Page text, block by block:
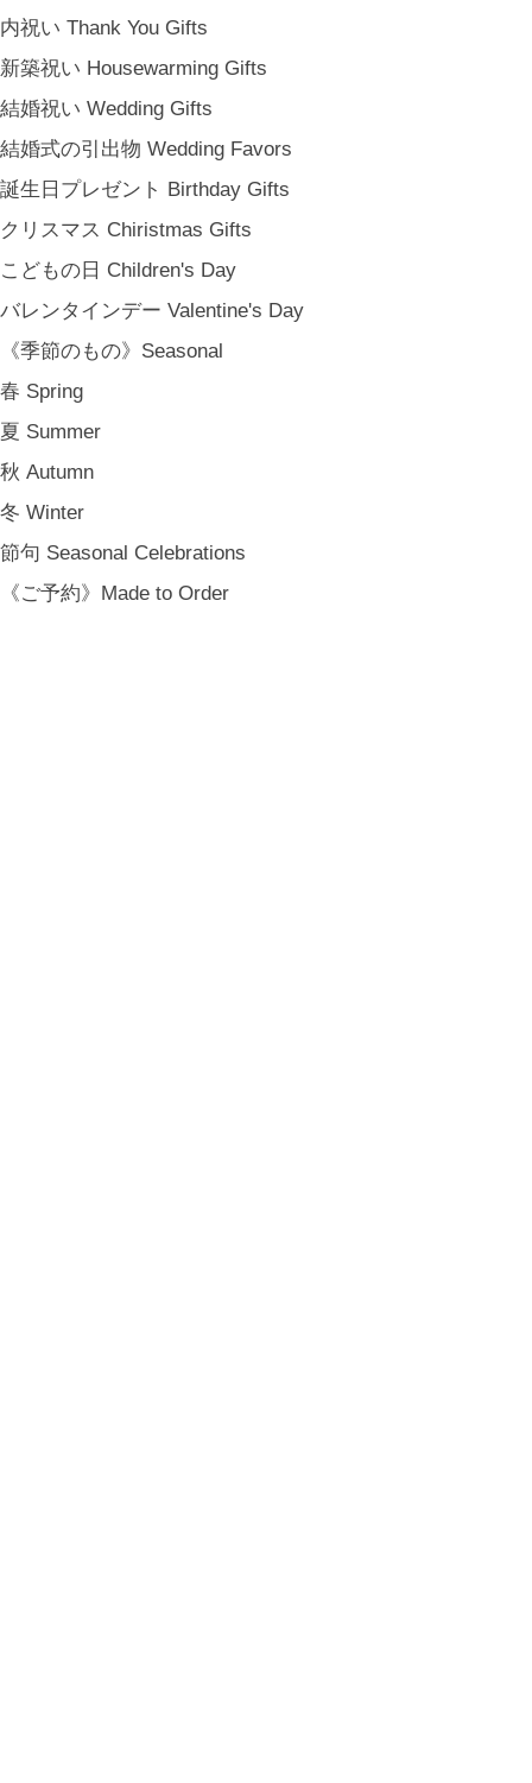
内祝い Thank You Gifts
新築祝い Housewarming Gifts
結婚祝い Wedding Gifts
結婚式の引出物 Wedding Favors
誕生日プレゼント Birthday Gifts
クリスマス Chiristmas Gifts
こどもの日 Children's Day
バレンタインデー Valentine's Day
《季節のもの》Seasonal
春 Spring
夏 Summer
秋 Autumn
冬 Winter
節句 Seasonal Celebrations
《ご予約》Made to Order